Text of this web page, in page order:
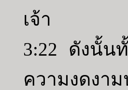
เจ้า
3:22 ดังนั้น
ความงดงา